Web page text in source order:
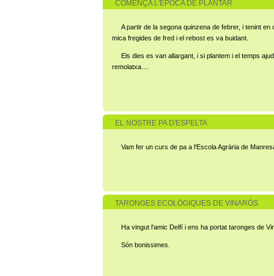
COMENÇA L'ÈPOCA DE PLANTAR.
A partir de la segona quinzena de febrer, i tenint
mica fregides de fred i el rebost es va buidant.
Els dies es van allargant, i si plantem i el temps
remolatxa....
EL NOSTRE PA D'ESPELTA
Vam fer un curs de pa a l'Escola Agrària de
TARONGES ECOLÒGIQUES DE VINARÓS
Ha vingut l'amic Delfí i ens ha portat taronges de
Són bonissimes.